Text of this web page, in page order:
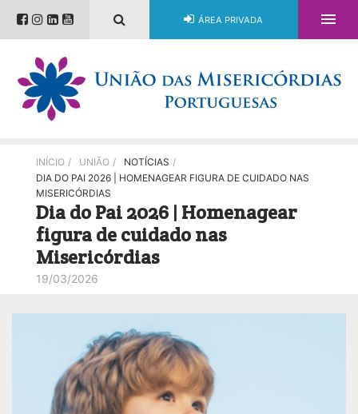
ÁREA PRIVADA 
INÍCIO / UNIÃO / NOTÍCIAS /
DIA DO PAI 2026 | HOMENAGEAR FIGURA DE CUIDADO NAS
MISERICÓRDIAS
Dia do Pai 2026 | Homenagear
figura de cuidado nas
Misericórdias
19/03/2026